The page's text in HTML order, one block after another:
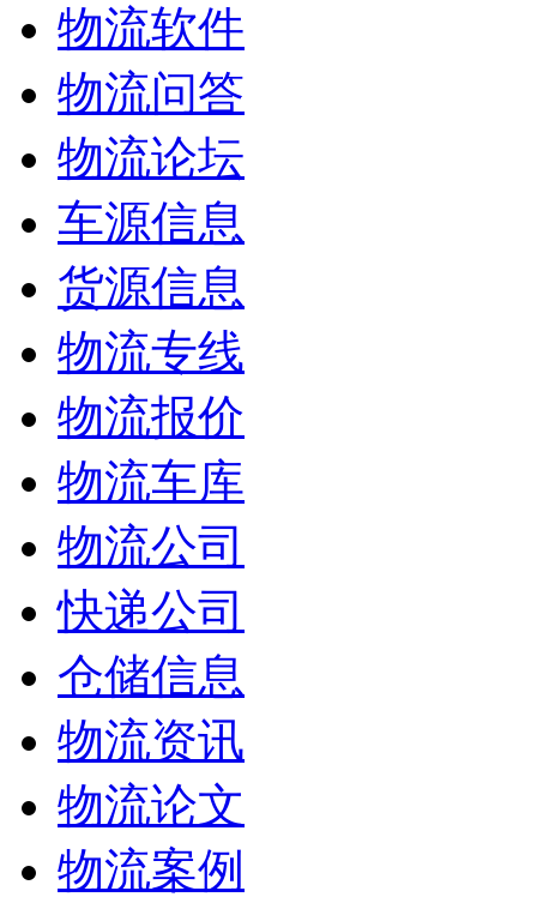
物流软件
物流问答
物流论坛
车源信息
货源信息
物流专线
物流报价
物流车库
物流公司
快递公司
仓储信息
物流资讯
物流论文
物流案例